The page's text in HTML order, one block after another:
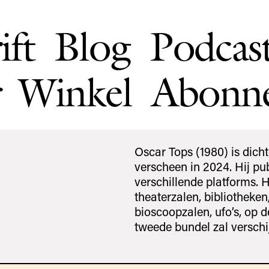
Blog
Winkel
Oscar Tops (1980) is
verscheen in 2024. Hij
verschillende platforms.
theaterzalen,
bioscoopzalen, ufo’s, op
tweede bundel zal